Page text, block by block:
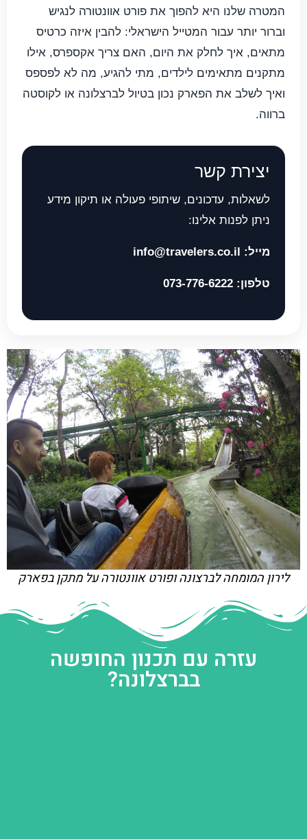
המטרה שלנו היא להפוך את פורט אוונטורה לנגיש
וברור יותר עבור המטייל הישראלי: להבין איזה כרטיס
מתאים, איך לחלק את היום, האם צריך אקספרס, אילו
מתקנים מתאימים לילדים, מתי להגיע, מה לא לפספס
ואיך לשלב את הפארק נכון בטיול לברצלונה או לקוסטה
ברווה.
יצירת קשר
לשאלות, עדכונים, שיתופי פעולה או תיקון מידע
ניתן לפנות אלינו:
מייל: info@travelers.co.il
טלפון: 073-776-6222
לירון המומחה לברצונה ופורט אוונטורה על מתקן בפארק
עזרה עם תכנון החופשה
בברצלונה?